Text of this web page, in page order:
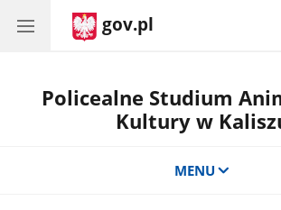
gov.pl
Policealne Studium
Kultury w
MENU